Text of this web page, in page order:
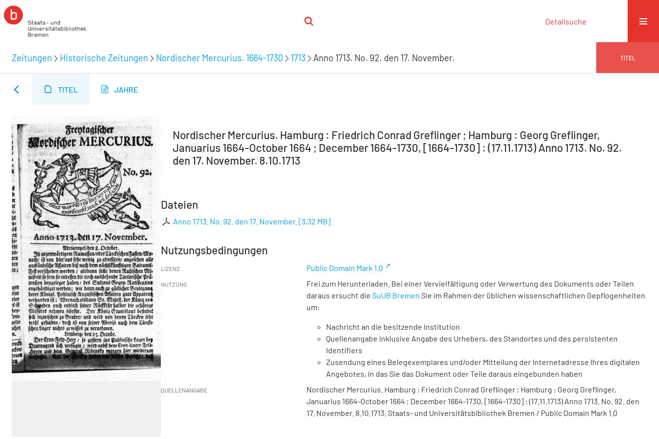
Detailsuche
Zeitungen Historische Zeitungen Nordischer Mercurius. 1664-1730 1713 Anno 1713. No. 92. den 17. November. TITEL
TITEL JAHRE
Nordischer Mercurius. Hamburg : Friedrich Conrad Greflinger ; Hamburg : Georg Greflinger,
Januarius 1664-October 1664 ; December 1664-1730, [1664-1730] : (17.11.1713) Anno 1713. No. 92.
den 17. November. 8.10.1713
Dateien
Anno 1713. No. 92. den 17. November. [3,32 MB]
Nutzungsbedingungen
LIZENZ Public Domain Mark 1.0
NUTZUNG
Frei zum Herunterladen. Bei einer Vervielfältigung oder Verwertung des Dokuments oder Teilen
daraus ersucht die SuUB Bremen Sie im Rahmen der üblichen wissenschaftlichen Gepflogenheiten
um:
Nachricht an die besitzende Institution
Quellenangabe inklusive Angabe des Urhebers, des Standortes und des persistenten
Identifiers
Zusendung eines Belegexemplares und/oder Mitteilung der Internetadresse Ihres digitalen
Angebotes, in das Sie das Dokument oder Teile daraus eingebunden haben
QUELLENANGABE
Nordischer Mercurius. Hamburg : Friedrich Conrad Greflinger ; Hamburg : Georg Greflinger,
Januarius 1664-October 1664 ; December 1664-1730, [1664-1730] : (17.11.1713) Anno 1713. No. 92. den
17. November. 8.10.1713. Staats- und Universitätsbibliothek Bremen / Public Domain Mark 1.0